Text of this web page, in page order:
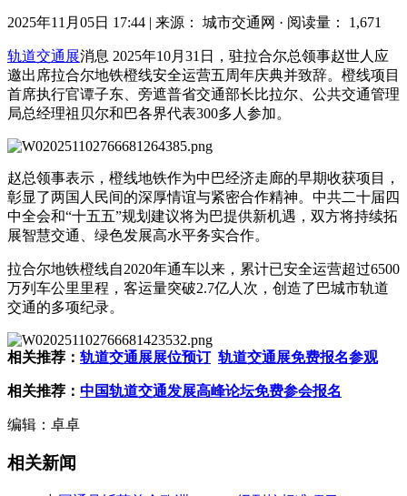
2025年11月05日 17:44 | 来源： 城市交通网 · 阅读量： 1,671
轨道交通展消息 2025年10月31日，驻拉合尔总领事赵世人应
邀出席拉合尔地铁橙线安全运营五周年庆典并致辞。橙线项目
首席执行官谭子东、旁遮普省交通部长比拉尔、公共交通管理
局总经理祖贝尔和巴各界代表300多人参加。
赵总领事表示，橙线地铁作为中巴经济走廊的早期收获项目，
彰显了两国人民间的深厚情谊与紧密合作精神。中共二十届四
中全会和“十五五”规划建议将为巴提供新机遇，双方将持续拓
展智慧交通、绿色发展高水平务实合作。
拉合尔地铁橙线自2020年通车以来，累计已安全运营超过6500
万列车公里里程，客运量突破2.7亿人次，创造了巴城市轨道
交通的多项纪录。
相关推荐： 轨道交通展展位预订 轨道交通展免费报名参观
相关推荐： 中国轨道交通发展高峰论坛免费参会报名
编辑：卓卓
相关新闻